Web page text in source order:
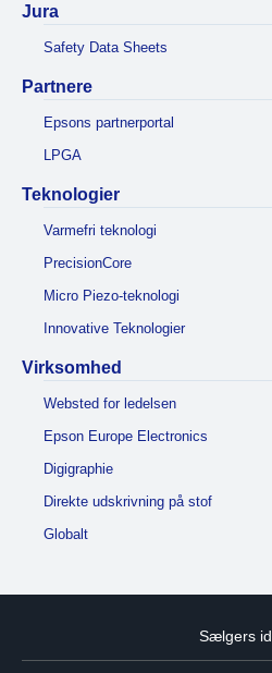
Jura
Safety Data Sheets
Partnere
Epsons partnerportal
LPGA
Teknologier
Varmefri teknologi
PrecisionCore
Micro Piezo-teknologi
Innovative Teknologier
Virksomhed
Websted for ledelsen
Epson Europe Electronics
Digigraphie
Direkte udskrivning på stof
Globalt
Sælgers id